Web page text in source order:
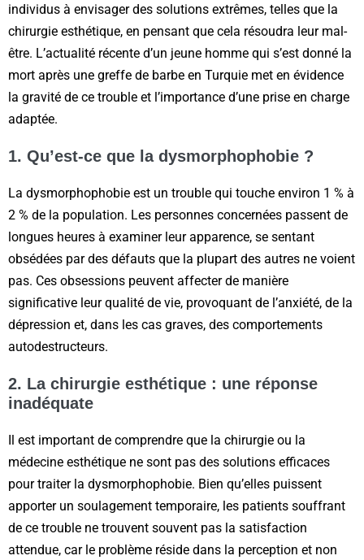
individus à envisager des solutions extrêmes, telles que la
chirurgie esthétique, en pensant que cela résoudra leur mal-
être. L’actualité récente d’un jeune homme qui s’est donné la
mort après une greffe de barbe en Turquie met en évidence
la gravité de ce trouble et l’importance d’une prise en charge
adaptée.
1. Qu’est-ce que la dysmorphophobie ?
La dysmorphophobie est un trouble qui touche environ 1 % à
2 % de la population. Les personnes concernées passent de
longues heures à examiner leur apparence, se sentant
obsédées par des défauts que la plupart des autres ne voient
pas. Ces obsessions peuvent affecter de manière
significative leur qualité de vie, provoquant de l’anxiété, de la
dépression et, dans les cas graves, des comportements
autodestructeurs.
2. La chirurgie esthétique : une réponse
inadéquate
Il est important de comprendre que la chirurgie ou la
médecine esthétique ne sont pas des solutions efficaces
pour traiter la dysmorphophobie. Bien qu’elles puissent
apporter un soulagement temporaire, les patients souffrant
de ce trouble ne trouvent souvent pas la satisfaction
attendue, car le problème réside dans la perception et non